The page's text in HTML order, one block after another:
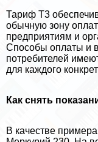
Тариф Т3
обычную зону
предприятиям и
Способы оплаты и
потребителей
для каждого
Как снять
В качестве